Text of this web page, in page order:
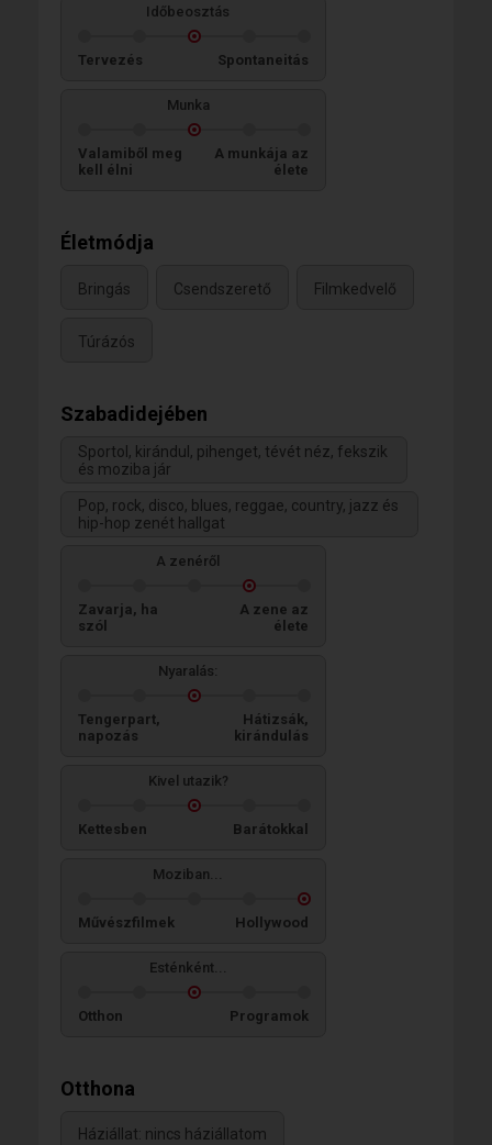
Időbeosztás
Tervezés Spontaneitás
Munka
Valamiből meg
kell élni
A munkája az
élete
Életmódja
Bringás Csendszerető Filmkedvelő
Túrázós
Szabadidejében
Sportol, kirándul, pihenget, tévét néz, fekszik
és moziba jár
Pop, rock, disco, blues, reggae, country, jazz és
hip-hop zenét hallgat
A zenéről
Zavarja, ha
szól
A zene az
élete
Nyaralás:
Tengerpart,
napozás
Hátizsák,
kirándulás
Kivel utazik?
Kettesben Barátokkal
Moziban...
Művészfilmek Hollywood
Esténként...
Otthon Programok
Otthona
Háziállat: nincs háziállatom